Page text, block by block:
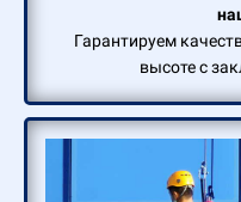
Гарантируем
высоте с